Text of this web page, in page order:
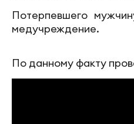
Потерпевшего
медучреждение.
По данному факту